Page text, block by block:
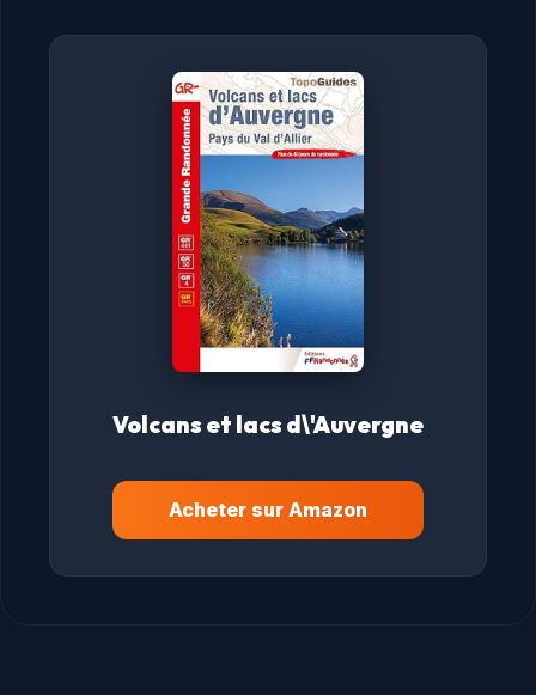
Volcans et lacs d\'Auvergne
Acheter sur Amazon